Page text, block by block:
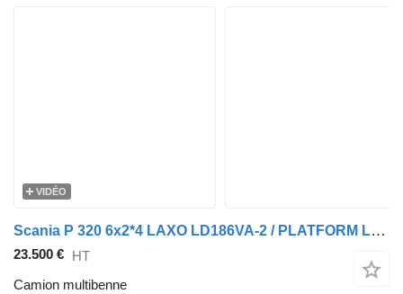
VIDÉO
Scania P 320 6x2*4 LAXO LD186VA-2 / PLATFORM L=5731 mm
23.500 € HT
Camion multibenne